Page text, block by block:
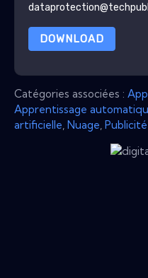
DOWNLOAD
Catégories associées :
Apprentissage
artificielle Nuage